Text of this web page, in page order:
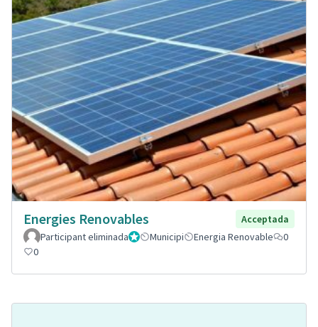
Energies Renovables
Acceptada
Participant eliminadaAdministrador
Municipi Energia Renovable
0
0